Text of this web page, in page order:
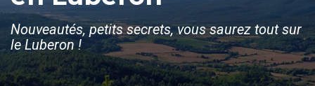
Nouveautés, petits secrets, vous saurez tout sur
le Luberon !